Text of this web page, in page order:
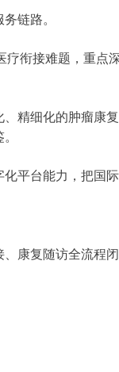
务链路。
疗衔接难题，重点
精细化的肿瘤康
化平台能力，把国
康复随访全流程闭